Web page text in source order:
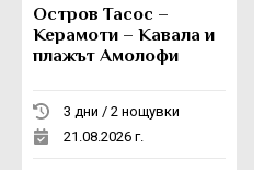
Остров Тасос –
Керамоти – Кавала и
плажът Амолофи
3 дни / 2 нощувки
21.08.2026 г.